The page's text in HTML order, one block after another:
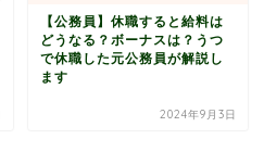
【公務員】休職すると給料は
どうなる？ボーナスは？うつ
で休職した元公務員が解説し
ます
2024年9月3日